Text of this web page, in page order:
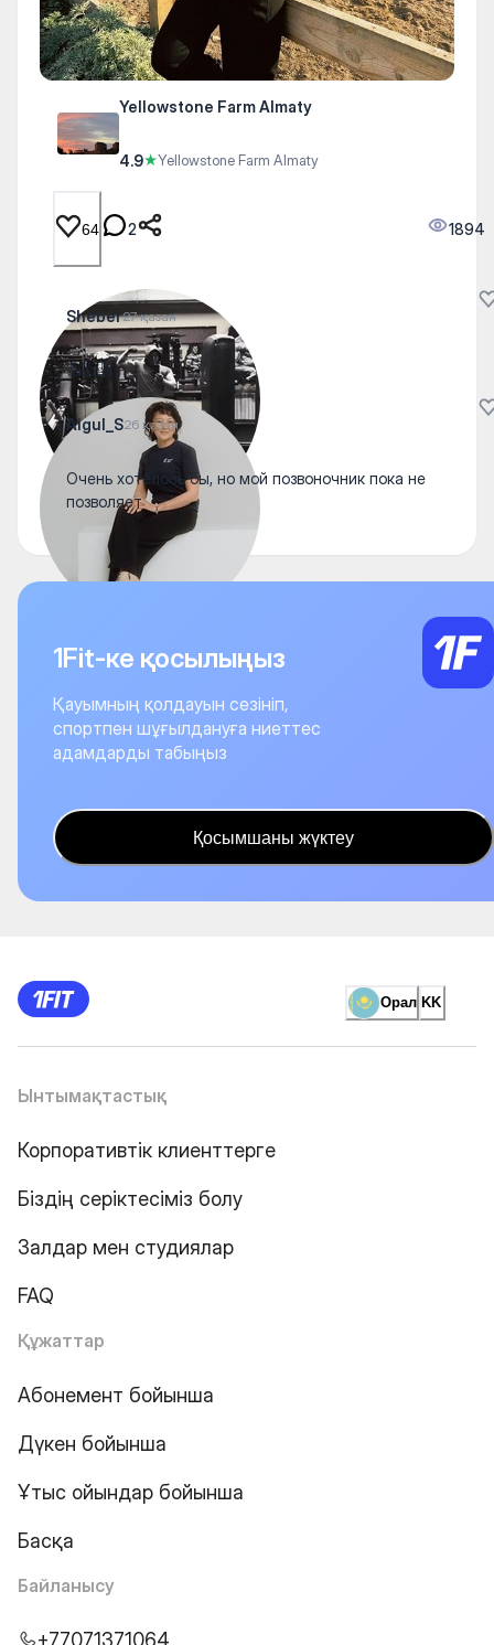
Yellowstone Farm Almaty
4.9★Yellowstone Farm Almaty
64 2 1894
Sheber27 қазан
👍👍👍
Aigul_S26 қазан
Очень хотелось бы, но мой позвоночник пока не
позволяет
1Fit-ке қосылыңыз
Қауымның қолдауын сезініп,
спортпен шұғылдануға ниеттес
адамдарды табыңыз
Қосымшаны жүктеу
Орал KK
Ынтымақтастық
Корпоративтік клиенттерге
Біздің серіктесіміз болу
Залдар мен студиялар
FAQ
Құжаттар
Абонемент бойынша
Дүкен бойынша
Ұтыс ойындар бойынша
Басқа
Байланысу
+77071371064